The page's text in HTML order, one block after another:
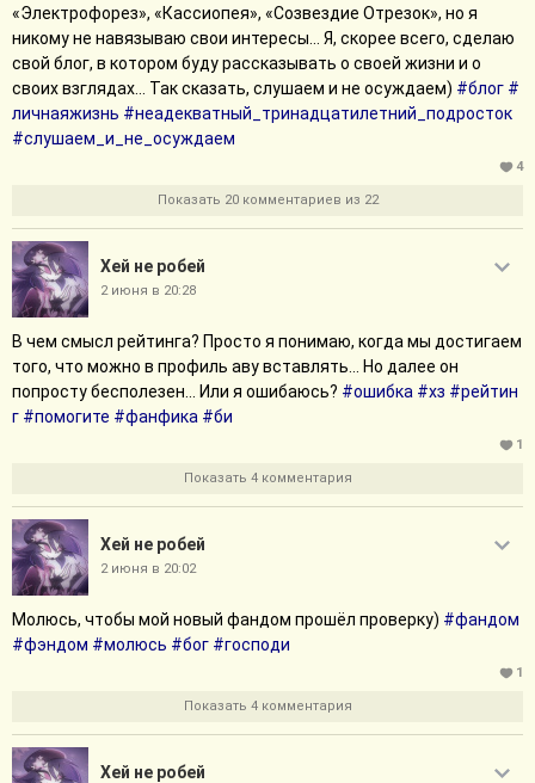
Цирку, потому что там сидят в основном какие-то
двадцатилетние люди, подростки и дети)! А ещё потом
взрослые люди говорят то, что мы неадекватные...#неадекват
ный_тринадцатилетний_подросток#взрослые#слушаем_и_н
е_осуждаем#ВК#кошмар#блог#посты #помогите
Свернуть сообщение
«Электрофорез», «Кассиопея», «Созвездие Отрезок», но я
никому не навязываю свои интересы... Я, скорее всего, сделаю
свой блог, в котором буду рассказывать о своей жизни и о
своих взглядах... Так сказать, слушаем и не осуждаем) #блог #
личнаяжизнь #неадекватный_тринадцатилетний_подросток
#слушаем_и_не_осуждаем
4
Показать 20 комментариев из 22
Хей не робей
2 июня в 20:28
В чем смысл рейтинга? Просто я понимаю, когда мы достигаем
того, что можно в профиль аву вставлять... Но далее он
попросту бесполезен... Или я ошибаюсь? #ошибка #хз #рейтин
г #помогите #фанфика #би
1
Показать 4 комментария
Хей не робей
2 июня в 20:02
Молюсь, чтобы мой новый фандом прошёл проверку) #фандом
#фэндом #молюсь #бог #господи
1
Показать 4 комментария
Хей не робей